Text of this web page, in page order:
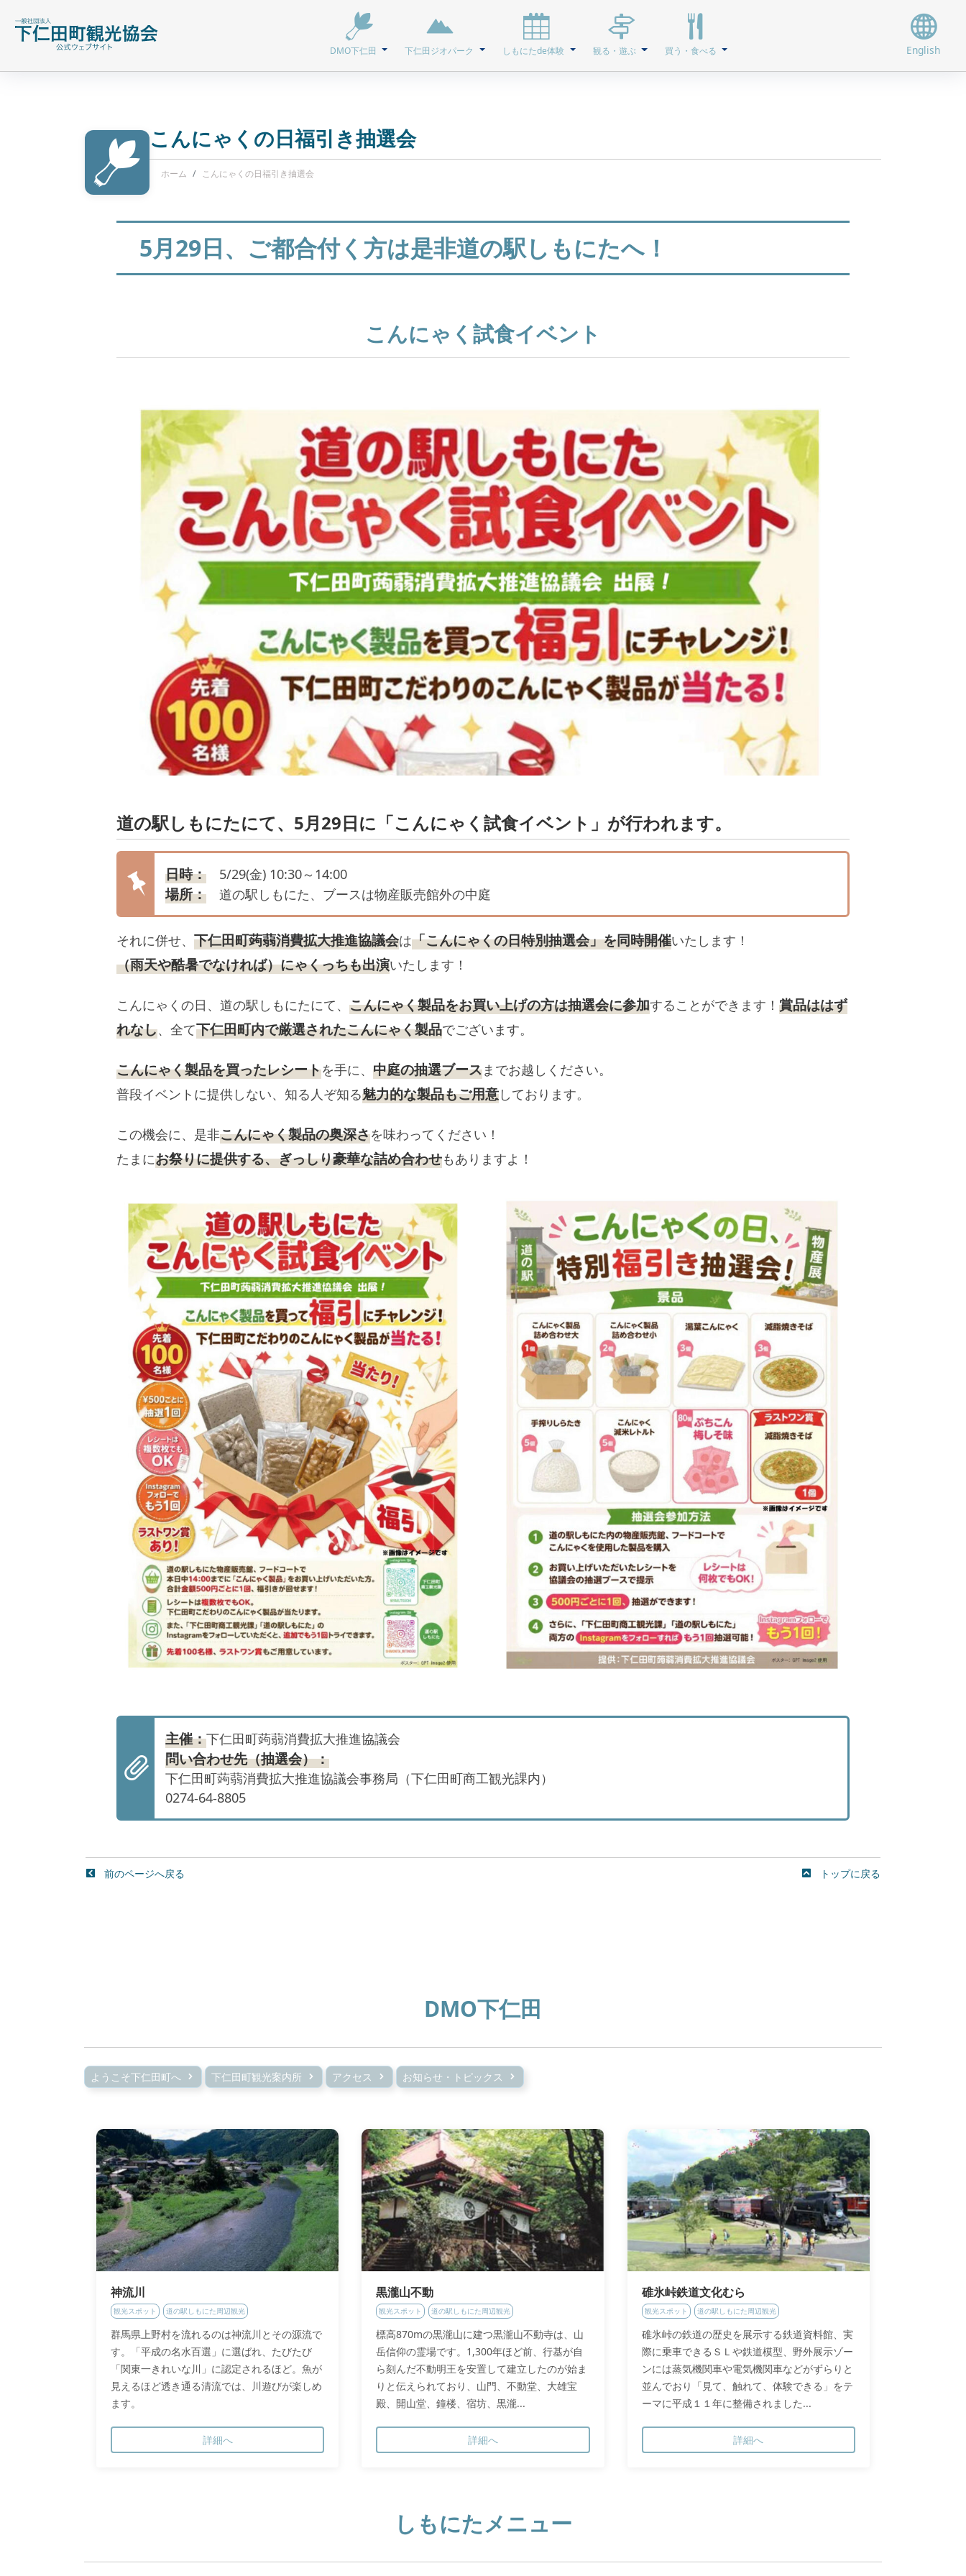
DMO下仁田 下仁田ジオパーク しもにたde体験 観る・遊ぶ 買う・食べる English
こんにゃくの日福引き抽選会
ホーム こんにゃくの日福引き抽選会
5月29日、ご都合付く方は是非道の駅しもにたへ！
こんにゃく試食イベント
道の駅しもにたにて、5月29日に「こんにゃく試食イベント」が行われます。
日時： 5/29(金) 10:30～14:00
場所： 道の駅しもにた、ブースは物産販売館外の中庭
それに併せ、下仁田町蒟蒻消費拡大推進協議会は「こんにゃくの日特別抽選会」を同時開催いたします！
（雨天や酷暑でなければ）にゃくっちも出演いたします！
こんにゃくの日、道の駅しもにたにて、こんにゃく製品をお買い上げの方は抽選会に参加することができます！賞品ははず
れなし、全て下仁田町内で厳選されたこんにゃく製品でございます。
こんにゃく製品を買ったレシートを手に、中庭の抽選ブースまでお越しください。
普段イベントに提供しない、知る人ぞ知る魅力的な製品もご用意しております。
この機会に、是非こんにゃく製品の奥深さを味わってください！
たまにお祭りに提供する、ぎっしり豪華な詰め合わせもありますよ！
主催：下仁田町蒟蒻消費拡大推進協議会
問い合わせ先（抽選会）：
下仁田町蒟蒻消費拡大推進協議会事務局（下仁田町商工観光課内）
0274-64-8805
前のページへ戻る トップに戻る
DMO下仁田
ようこそ下仁田町へ 下仁田町観光案内所 アクセス お知らせ・トピックス
神流川
観光スポット 道の駅しもにた周辺観光
群馬県上野村を流れるのは神流川とその源流で
す。「平成の名水百選」に選ばれ、たびたび
「関東一きれいな川」に認定されるほど。魚が
見えるほど透き通る清流では、川遊びが楽しめ
ます。
詳細へ
黒瀧山不動
観光スポット 道の駅しもにた周辺観光
標高870mの黒瀧山に建つ黒瀧山不動寺は、山
岳信仰の霊場です。1,300年ほど前、行基が自
ら刻んだ不動明王を安置して建立したのが始ま
りと伝えられており、山門、不動堂、大雄宝
殿、開山堂、鐘楼、宿坊、黒瀧...
詳細へ
碓氷峠鉄道文化むら
観光スポット 道の駅しもにた周辺観光
碓氷峠の鉄道の歴史を展示する鉄道資料館、実
際に乗車できるＳＬや鉄道模型、野外展示ゾー
ンには蒸気機関車や電気機関車などがずらりと
並んでおり「見て、触れて、体験できる」をテ
ーマに平成１１年に整備されました...
詳細へ
しもにたメニュー